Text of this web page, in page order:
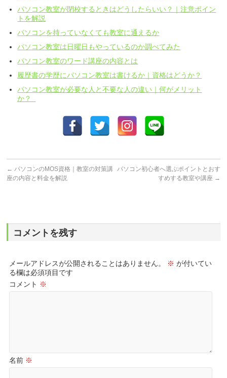
パソコン教室が閉校するときはどうしたらいい？｜注意ポイン
トを解説
パソコンを持っていなくても教室に通えるか
パソコン教室は日曜日もやっているのか調べてみた
パソコン教室のワード講座の内容とは
履歴書の学歴にパソコン教室は書けるか｜資格はどうか？
パソコン教室が必要な人と不要な人の違い｜何がメリット
か？
← パソコンのMOS資格｜教室の対策講
座の内容と料金を解説
パソコン初心者へ選ぶポイントとおす
すめする教室や講座 →
コメントを残す
メールアドレスが公開されることはありません。 ※ が付いてい
る欄は必須項目です
コメント ※
名前 ※